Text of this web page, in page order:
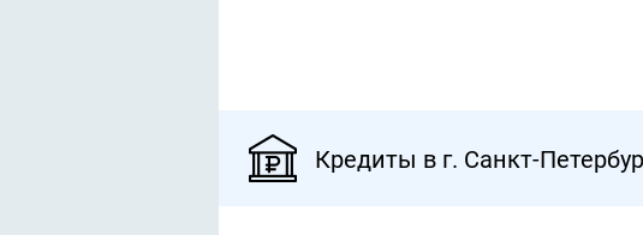
Кредиты в г. Санкт-